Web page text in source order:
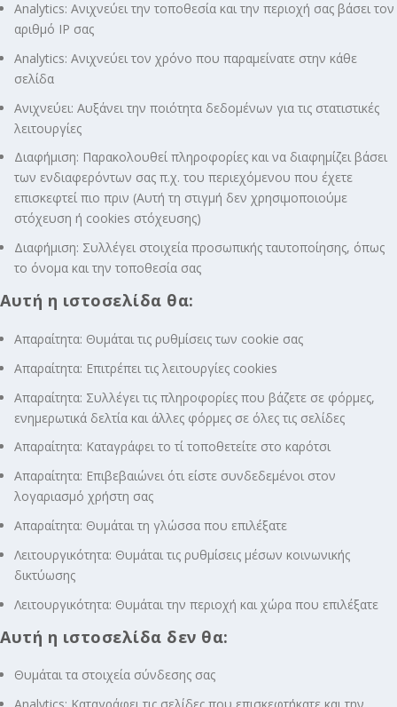
Analytics: Ανιχνεύει την τοποθεσία και την περιοχή σας βάσει τον
αριθμό ΙΡ σας
Analytics: Ανιχνεύει τον χρόνο που παραμείνατε στην κάθε
σελίδα
Ανιχνεύει: Αυξάνει την ποιότητα δεδομένων για τις στατιστικές
λειτουργίες
Διαφήμιση: Παρακολουθεί πληροφορίες και να διαφημίζει βάσει
των ενδιαφερόντων σας π.χ. του περιεχόμενου που έχετε
επισκεφτεί πιο πριν (Αυτή τη στιγμή δεν χρησιμοποιούμε
στόχευση ή cookies στόχευσης)
Διαφήμιση: Συλλέγει στοιχεία προσωπικής ταυτοποίησης, όπως
το όνομα και την τοποθεσία σας
Αυτή η ιστοσελίδα θα:
Απαραίτητα: Θυμάται τις ρυθμίσεις των cookie σας
Απαραίτητα: Επιτρέπει τις λειτουργίες cookies
Απαραίτητα: Συλλέγει τις πληροφορίες που βάζετε σε φόρμες,
ενημερωτικά δελτία και άλλες φόρμες σε όλες τις σελίδες
Απαραίτητα: Καταγράφει το τί τοποθετείτε στο καρότσι
Απαραίτητα: Επιβεβαιώνει ότι είστε συνδεδεμένοι στον
λογαριασμό χρήστη σας
Απαραίτητα: Θυμάται τη γλώσσα που επιλέξατε
Λειτουργικότητα: Θυμάται τις ρυθμίσεις μέσων κοινωνικής
δικτύωσης
Λειτουργικότητα: Θυμάται την περιοχή και χώρα που επιλέξατε
Αυτή η ιστοσελίδα δεν θα:
Θυμάται τα στοιχεία σύνδεσης σας